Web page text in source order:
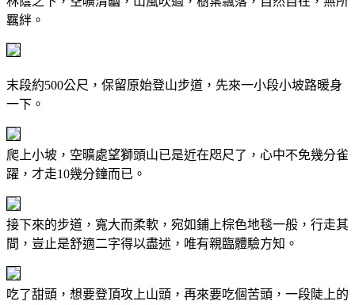
羈絆。
末段約500公尺，保留原始登山步道，先來一小段小坡路暖身
一下。
爬上小坡，空曠處望獅頭山已是近在咫尺了，心中不免幾分雀
躍，才走10幾分鐘而已。
接下來的步道，寬大而柔軟，宛如鋪上棕色地毯一般，行走其
間，豈止是舒適二字得以盡述，唯有親臨體驗方知。
吃了甜頭，想要登頂攻上山頭，再來要吃個苦頭，一段陡上的